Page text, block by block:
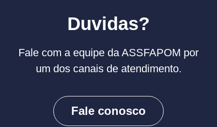
Duvidas?
Fale com a equipe da ASSFAPOM por
um dos canais de atendimento.
Fale conosco